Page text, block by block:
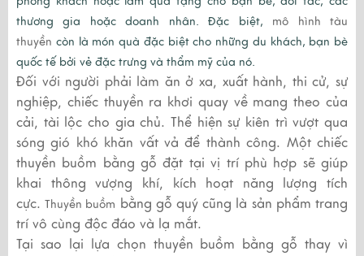
thương gia hoặc doanh nhân. Đặc biệt, mô hình tàu
thuyền còn là món quà đặc biệt cho những du khách, bạn bè
quốc tế bởi vẻ đặc trưng và thẩm mỹ của nó.
Đối với người phải làm ăn ở xa, xuất hành, thi cử, sự
nghiệp, chiếc thuyền ra khơi quay về mang theo của
cải, tài lộc cho gia chủ. Thể hiện sự kiên trì vượt qua
sóng gió khó khăn vất vả để thành công. Một chiếc
thuyền buồm bằng gỗ đặt tại vị trí phù hợp sẽ giúp
khai thông vượng khí, kích hoạt năng lượng tích
cực.Thuyền buồm bằng gỗ quý cũng là sản phẩm trang
trí vô cùng độc đáo và lạ mắt.
Tại sao lại lựa chọn thuyền buồm bằng gỗ thay vì